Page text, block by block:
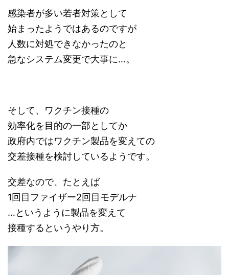
感染者が多い若者対策として
始まったようではあるのですが
人数に対処できなかったのと
急なシステム変更で大事に…。
そして、ワクチン接種の
効率化を目的の一部としてか
政府内ではワクチン製品を変えての
交差接種を検討しているようです。
交差なので、たとえば
1回目ファイザー2回目モデルナ
…というように製品を変えて
接種するというやり方。